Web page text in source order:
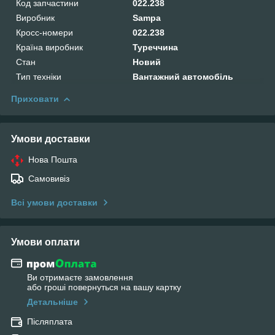
Код запчастини
022.238
Виробник
Sampa
Кросс-номери
022.238
Країна виробник
Туреччина
Стан
Новий
Тип техніки
Вантажний автомобіль
Приховати
Умови доставки
Нова Пошта
Самовивіз
Всі умови доставки
Умови оплати
Ви отримаєте замовлення
або гроші повернуться на вашу картку
Детальніше
Післяплата